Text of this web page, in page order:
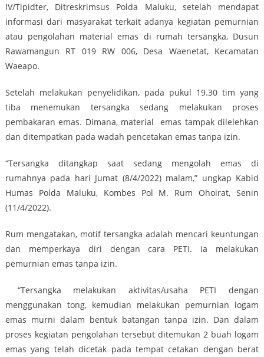
IV/Tipidter, Ditreskrimsus Polda Maluku, setelah mendapat
informasi dari masyarakat terkait adanya kegiatan pemurnian
atau pengolahan material emas di rumah tersangka, Dusun
Rawamangun RT 019 RW 006, Desa Waenetat, Kecamatan
Waeapo.
Setelah melakukan penyelidikan, pada pukul 19.30 tim yang
tiba menemukan tersangka sedang melakukan proses
pembakaran emas. Dimana, material emas tampak dilelehkan
dan ditempatkan pada wadah pencetakan emas tanpa izin.
“Tersangka ditangkap saat sedang mengolah emas di
rumahnya pada hari Jumat (8/4/2022) malam,” ungkap Kabid
Humas Polda Maluku, Kombes Pol M. Rum Ohoirat, Senin
(11/4/2022).
Rum mengatakan, motif tersangka adalah mencari keuntungan
dan memperkaya diri dengan cara PETI. Ia melakukan
pemurnian emas tanpa izin.
“Tersangka melakukan aktivitas/usaha PETI dengan
menggunakan tong, kemudian melakukan pemurnian logam
emas murni dalam bentuk batangan tanpa izin. Dan dalam
proses kegiatan pengolahan tersebut ditemukan 2 buah logam
emas yang telah dicetak pada tempat cetakan dengan berat